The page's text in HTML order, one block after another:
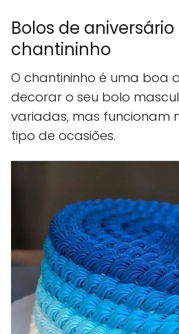
Bolos de
chantininho
O chantininho é uma boa
decorar o seu bolo
variadas, mas funcionam
tipo de ocasiões.